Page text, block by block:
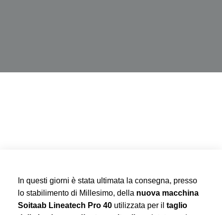
In questi giorni è stata ultimata la consegna, presso
lo stabilimento di Millesimo, della nuova macchina
Soitaab Lineatech Pro 40utilizzata per il taglio